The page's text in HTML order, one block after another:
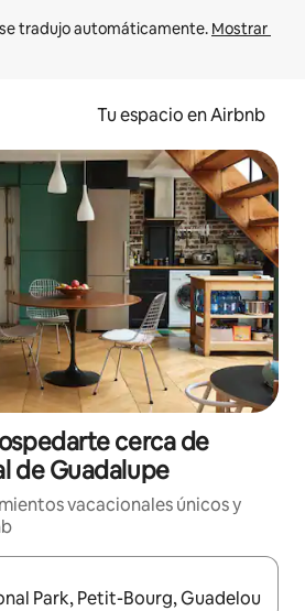
tradujo automáticamente. Mostrar
Tu espacio en Airbnb
cerca de
de Guadalupe
vacacionales únicos y
estén disponibles, podrás navegar